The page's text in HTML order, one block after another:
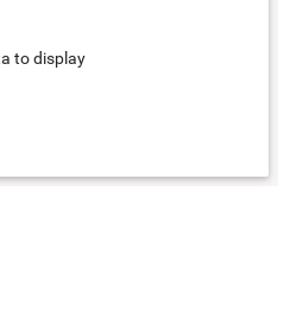
to display